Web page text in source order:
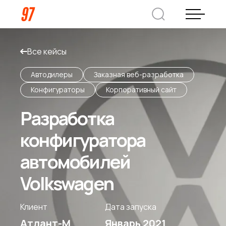
CEO Nineseven
Оставить заявку
Кейсы
Компания
О нас
Преимущества
Заказная веб-разработка
Все кейсы
Автодилеры
Заказная веб-разработка
Конфигураторы
Корпоративный сайт
Разработка
конфигуратора
автомобилей
Volkswagen
Клиент
Атлант-М
Дата запуска
Январь 2021